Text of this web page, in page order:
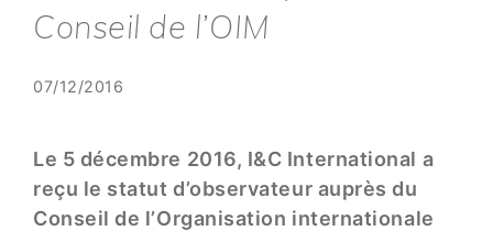
Conseil de l’OIM
07/12/2016
Le 5 décembre 2016, I&C International a
reçu le statut d’observateur auprès du
Conseil de l’Organisation internationale